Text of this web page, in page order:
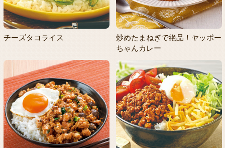
チーズタコライス
炒めたまねぎで絶品！ヤッポー
ちゃんカレー